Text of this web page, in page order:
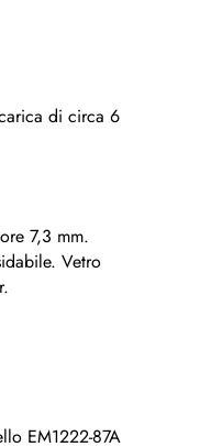
di circa 6
7,3 mm.
Vetro
EM1222-87A